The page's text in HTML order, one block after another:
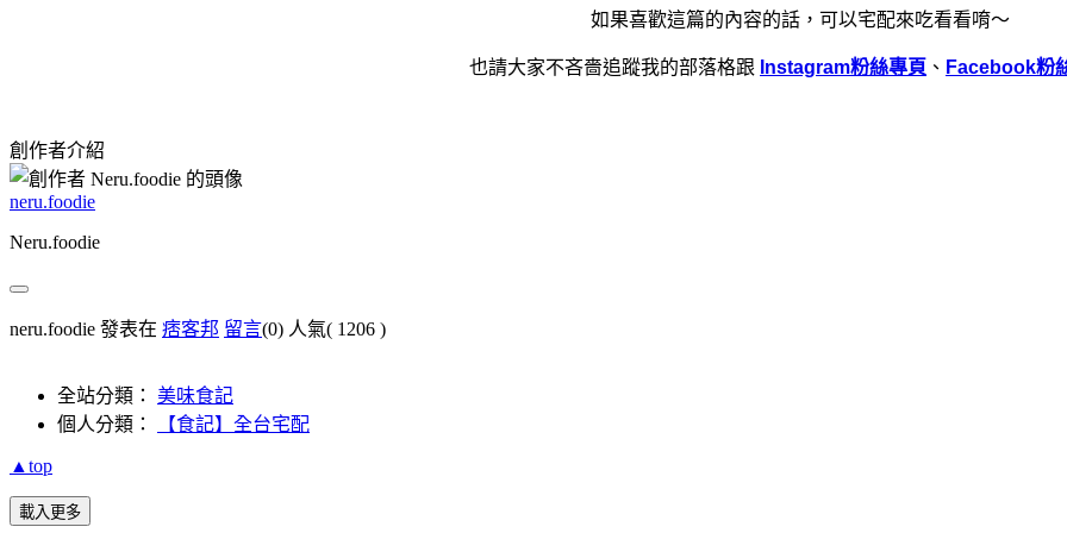
如果喜歡這篇的內容的話，可以宅配來吃看看唷～
也請大家不吝嗇追蹤我的部落格跟 Instagram粉絲專頁 、 Facebook粉
創作者介紹
neru.foodie
Neru.foodie
neru.foodie 發表在 痞客邦 留言(0) 人氣( 1206 )
全站分類： 美味食記
個人分類：
【食記】全台宅配
▲top
載入更多